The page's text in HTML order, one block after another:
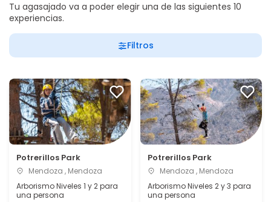
Tu agasajado va a poder elegir una de las siguientes 10
experiencias.
Filtros
Potrerillos Park
Mendoza , Mendoza
Arborismo Niveles 1 y 2 para
una persona
Potrerillos Park
Mendoza , Mendoza
Arborismo Niveles 2 y 3 para
una persona